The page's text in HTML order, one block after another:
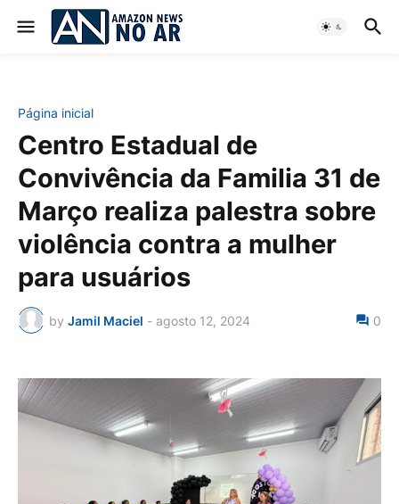
Página inicial
Centro Estadual de
Convivência da Familia 31 de
Março realiza palestra sobre
violência contra a mulher
para usuários
by Jamil Maciel - agosto 12, 2024 0